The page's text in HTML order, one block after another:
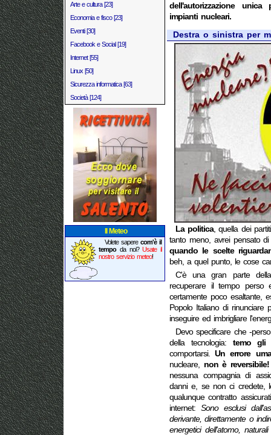
Arte e cultura [23]
Economia e fisco [23]
Eventi [30]
Facebook e Social [19]
Internet [55]
Linux [50]
Sicurezza informatica [63]
Società [124]
Il Meteo
Volete sapere com'è il
tempoda noi?Usate il
nostro servizio meteo!
dell'autorizzazione
impianti nucleari.
Destra o sinistra per
La politica, quella dei
tanto meno, avrei pensato
quando le scelte
beh, a quel punto, le cose
C'è una gran parte
recuperare il tempo perso
certamente poco esaltante,
Popolo Italiano di
inseguire ed imbrigliare
Devo specificare che -
della tecnologia: temo gli
comportarsi.Un errore
nucleare, non è reversibile!
nessuna compagnia di
danni e, se non ci credete,
qualunque contratto
internet: Sono esclusi
derivante, direttamente o
energetici dell'atomo,